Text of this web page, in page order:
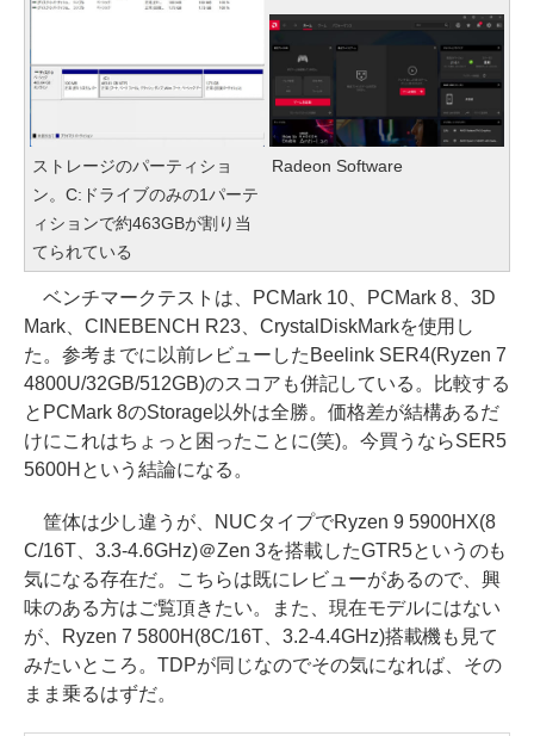
ストレージのパーティショ
ン。C:ドライブのみの1パーテ
ィションで約463GBが割り当
てられている
Radeon Software
ベンチマークテストは、PCMark 10、PCMark 8、3D
Mark、CINEBENCH R23、CrystalDiskMarkを使用し
た。参考までに以前レビューしたBeelink SER4(Ryzen 7
4800U/32GB/512GB)のスコアも併記している。比較する
とPCMark 8のStorage以外は全勝。価格差が結構あるだ
けにこれはちょっと困ったことに(笑)。今買うならSER5
5600Hという結論になる。
筐体は少し違うが、NUCタイプでRyzen 9 5900HX(8
C/16T、3.3-4.6GHz)＠Zen 3を搭載したGTR5というのも
気になる存在だ。こちらは既にレビューがあるので、興
味のある方はご覧頂きたい。また、現在モデルにはない
が、Ryzen 7 5800H(8C/16T、3.2-4.4GHz)搭載機も見て
みたいところ。TDPが同じなのでその気になれば、その
まま乗るはずだ。